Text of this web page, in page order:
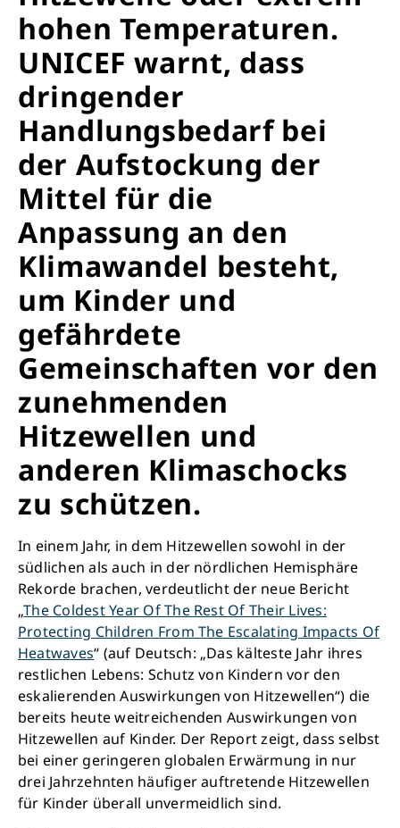
hohen Temperaturen.
UNICEF warnt, dass
dringender
Handlungsbedarf bei
der Aufstockung der
Mittel für die
Anpassung an den
Klimawandel besteht,
um Kinder und
gefährdete
Gemeinschaften vor den
zunehmenden
Hitzewellen und
anderen Klimaschocks
zu schützen.
In einem Jahr, in dem Hitzewellen sowohl in der
südlichen als auch in der nördlichen Hemisphäre
Rekorde brachen, verdeutlicht der neue Bericht
„The Coldest Year Of The Rest Of Their Lives:
Protecting Children From The Escalating Impacts Of
Heatwaves“ (auf Deutsch: „Das kälteste Jahr ihres
restlichen Lebens: Schutz von Kindern vor den
eskalierenden Auswirkungen von Hitzewellen“) die
bereits heute weitreichenden Auswirkungen von
Hitzewellen auf Kinder. Der Report zeigt, dass selbst
bei einer geringeren globalen Erwärmung in nur
drei Jahrzehnten häufiger auftretende Hitzewellen
für Kinder überall unvermeidlich sind.